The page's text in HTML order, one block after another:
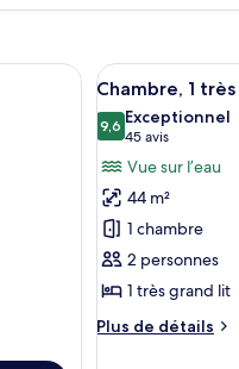
trinquent avec des coupes
Afficher
toutes
les
photos
pour
ce
type
de
chambre :
Chambre,
1
Chambre, 1
9,69,6 sur 10
Exceptionnel
45 avis
(45 avis)
Vue sur l’eau
44 m²
1 chambre
2 personnes
1 très grand lit
Plus de détails
Plus